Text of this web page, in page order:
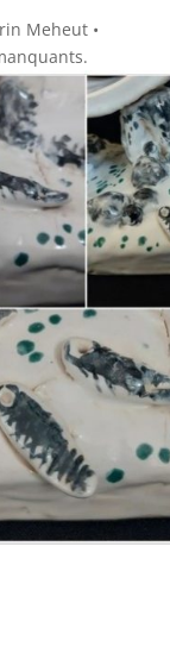
Meheut •